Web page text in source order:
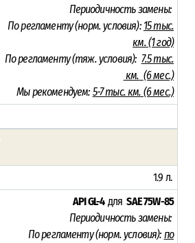
Периодичность замены:
По регламенту (норм. условия): 15 тыс.
км.(1 год)
По регламенту (тяж. условия): 7.5тыс.
км. (6 мес.)
Мы рекомендуем: 5-7 тыс. км. (6 мес.)
1.9 л.
API GL-4 дляSAE 75W-85
Периодичность замены:
По регламенту (норм. условия): по